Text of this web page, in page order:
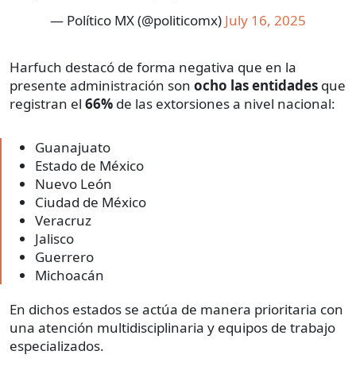
— Político MX (@politicomx) July 16, 2025
Harfuch destacó de forma negativa que en la
presente administración son ocho las entidades que
registran el 66% de las extorsiones a nivel nacional:
Guanajuato
Estado de México
Nuevo León
Ciudad de México
Veracruz
Jalisco
Guerrero
Michoacán
En dichos estados se actúa de manera prioritaria con
una atención multidisciplinaria y equipos de trabajo
especializados.